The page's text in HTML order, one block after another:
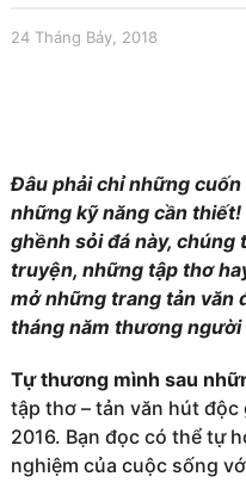
24 Tháng Bảy, 2018
,
2
0
1
8
Đâu phải chỉ những cuốn
những kỹ năng cần
ghềnh sỏi đá này,
truyện, những tập thơ
mở những trang tản văn
tháng năm thương người
Tự thương mình sau
tập thơ – tản văn hút độc
2016. Bạn đọc có thể tự
nghiệm của cuộc sống